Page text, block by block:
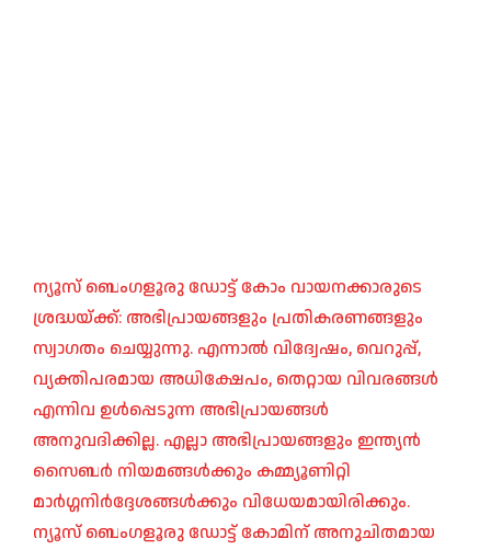
ന്യൂസ് ബെംഗളൂരു ഡോട്ട് കോം വായനക്കാരുടെ
ശ്രദ്ധയ്ക്ക്: അഭിപ്രായങ്ങളും പ്രതികരണങ്ങളും
സ്വാഗതം ചെയ്യുന്നു. എന്നാൽ വിദ്വേഷം, വെറുപ്പ്,
വ്യക്തിപരമായ അധിക്ഷേപം, തെറ്റായ വിവരങ്ങൾ
എന്നിവ ഉൾപ്പെടുന്ന അഭിപ്രായങ്ങൾ
അനുവദിക്കില്ല. എല്ലാ അഭിപ്രായങ്ങളും ഇന്ത്യൻ
സൈബർ നിയമങ്ങൾക്കും കമ്മ്യൂണിറ്റി
മാർഗ്ഗനിർദ്ദേശങ്ങൾക്കും വിധേയമായിരിക്കും.
ന്യൂസ് ബെംഗളൂരു ഡോട്ട് കോമിന് അനുചിതമായ